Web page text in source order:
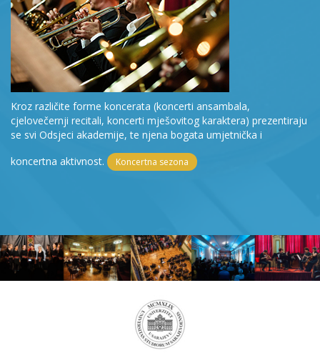
Kroz različite forme koncerata (koncerti ansambala,
cjelovečernji recitali, koncerti mješovitog karaktera) prezentiraju
se svi Odsjeci akademije, te njena bogata umjetnička i
koncertna aktivnost.
Koncertna sezona